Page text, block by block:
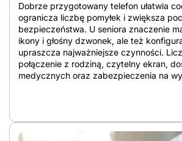
Dobrze przygotowany telefon ułatwia
ogranicza liczbę pomyłek i zwiększa
bezpieczeństwa. U seniora znaczenie
ikony i głośny dzwonek, ale też
upraszcza najważniejsze czynności.
połączenie z rodziną, czytelny ekran,
medycznych oraz zabezpieczenia na
zebrano konkretne rozwiązania, które
smartfona. Telefon staje się wtedy
nie źródłem chaosu. Z artykułu dowiesz